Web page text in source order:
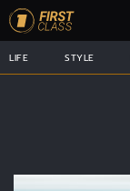
LIFE STYLE